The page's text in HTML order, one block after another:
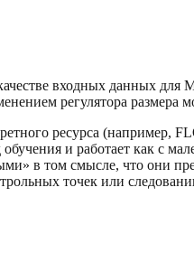
входных данных для
регулятора размера
ресурса (например,
и работает как с
в том смысле, что они
точек или